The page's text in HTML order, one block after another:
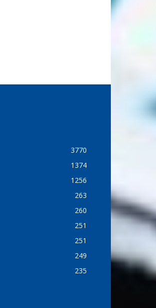
3770
1374
1256
263
260
251
251
249
235